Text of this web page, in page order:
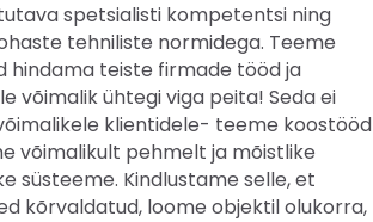
spetsialisti kompetentsi ning
tehniliste normidega. Teeme
hindama teiste firmade tööd ja
võimalik ühtegi viga peita! Seda ei
klientidele- teeme koostööd
võimalikult pehmelt ja mõistlike
süsteeme. Kindlustame selle, et
kõrvaldatud, loome objektil olukorra,